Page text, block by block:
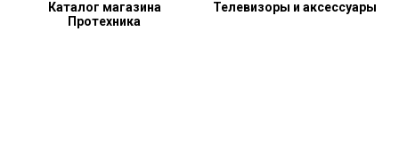
Каталог магазина
Протехника
Телевизоры и аксессуары